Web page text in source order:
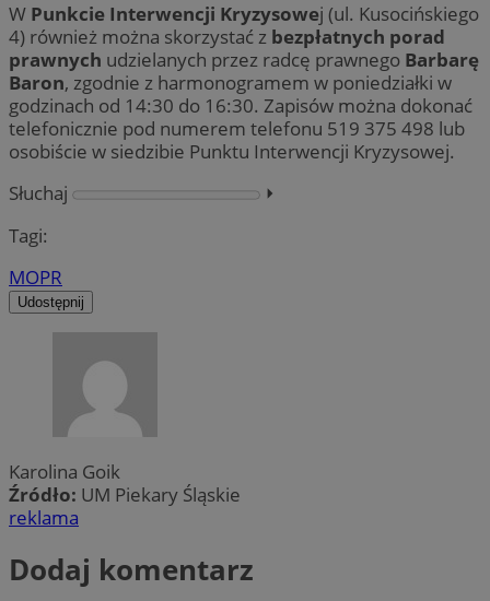
W Punkcie Interwencji Kryzysowej (ul. Kusocińskiego
4) również można skorzystać z bezpłatnych porad
prawnych udzielanych przez radcę prawnego Barbarę
Baron, zgodnie z harmonogramem w poniedziałki w
godzinach od 14:30 do 16:30. Zapisów można dokonać
telefonicznie pod numerem telefonu 519 375 498 lub
osobiście w siedzibie Punktu Interwencji Kryzysowej.
Słuchaj
⏵︎
Tagi:
MOPR
Udostępnij
Karolina Goik
Źródło: UM Piekary Śląskie
reklama
Dodaj komentarz